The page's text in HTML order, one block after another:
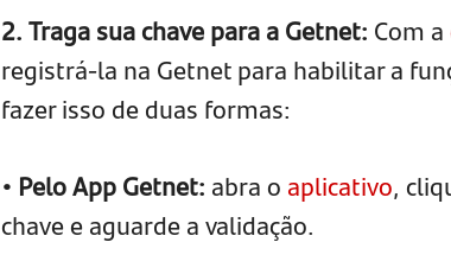
2. Traga sua chave para a Getnet: Com a
registrá-la na Getnet para habilitar a
fazer isso de duas formas:
• Pelo App Getnet: abra o aplicativo,
chave e aguarde a validação.